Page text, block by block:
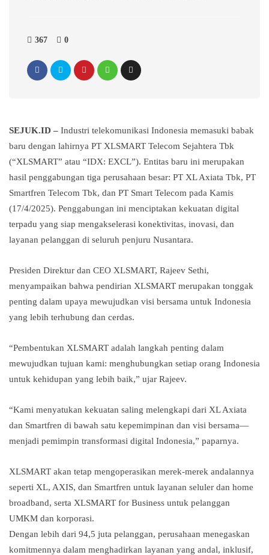
367 0
SEJUK.ID – Industri telekomunikasi Indonesia memasuki babak
baru dengan lahirnya PT XLSMART Telecom Sejahtera Tbk
(“XLSMART” atau “IDX: EXCL”). Entitas baru ini merupakan
hasil penggabungan tiga perusahaan besar: PT XL Axiata Tbk, PT
Smartfren Telecom Tbk, dan PT Smart Telecom pada Kamis
(17/4/2025). Penggabungan ini menciptakan kekuatan digital
terpadu yang siap mengakselerasi konektivitas, inovasi, dan
layanan pelanggan di seluruh penjuru Nusantara.
Presiden Direktur dan CEO XLSMART, Rajeev Sethi,
menyampaikan bahwa pendirian XLSMART merupakan tonggak
penting dalam upaya mewujudkan visi bersama untuk Indonesia
yang lebih terhubung dan cerdas.
“Pembentukan XLSMART adalah langkah penting dalam
mewujudkan tujuan kami: menghubungkan setiap orang Indonesia
untuk kehidupan yang lebih baik,” ujar Rajeev.
“Kami menyatukan kekuatan saling melengkapi dari XL Axiata
dan Smartfren di bawah satu kepemimpinan dan visi bersama—
menjadi pemimpin transformasi digital Indonesia,” paparnya.
XLSMART akan tetap mengoperasikan merek-merek andalannya
seperti XL, AXIS, dan Smartfren untuk layanan seluler dan home
broadband, serta XLSMART for Business untuk pelanggan
UMKM dan korporasi.
Dengan lebih dari 94,5 juta pelanggan, perusahaan menegaskan
komitmennya dalam menghadirkan layanan yang andal, inklusif,